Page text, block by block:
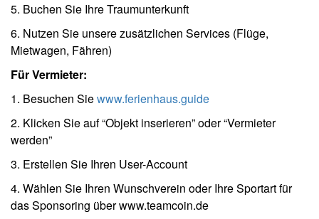
5. Buchen Sie Ihre Traumunterkunft
6. Nutzen Sie unsere zusätzlichen Services (Flüge,
Mietwagen, Fähren)
Für Vermieter:
1. Besuchen Siewww.ferienhaus.guide
2. Klicken Sie auf “Objekt inserieren” oder “Vermieter
werden”
3. Erstellen Sie Ihren User-Account
4. Wählen Sie Ihren Wunschverein oder Ihre Sportart für
das Sponsoring über www.teamcoin.de